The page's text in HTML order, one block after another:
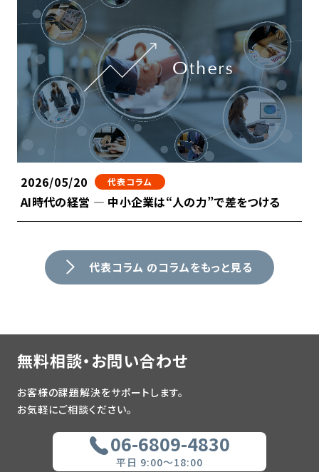
2026/05/20 代表コラム
AI時代の経営 ― 中小企業は“人の力”で差をつける
代表コラム のコラムをもっと見る
無料相談・お問い合わせ
お客様の課題解決をサポートします。
お気軽にご相談ください。
06-6809-4830
平日 9:00～18:00